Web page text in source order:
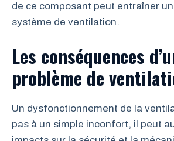
de ce composant peut entraîner
système de ventilation.
Les conséquences
problème de
Un dysfonctionnement de la
pas à un simple inconfort, il peut